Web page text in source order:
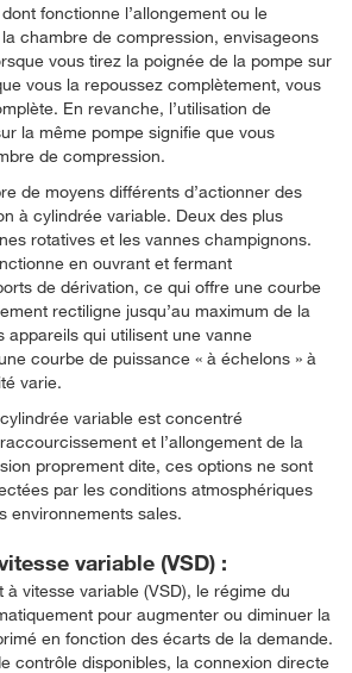
fonctionne l’allongement ou le
chambre de compression, envisageons
vous tirez la poignée de la pompe sur
vous la repoussez complètement, vous
En revanche, l’utilisation de
la même pompe signifie que vous
de compression.
de moyens différents d’actionner des
à cylindrée variable. Deux des plus
rotatives et les vannes champignons.
en ouvrant et fermant
de dérivation, ce qui offre une courbe
rectiligne jusqu’au maximum de la
appareils qui utilisent une vanne
courbe de puissance « à échelons » à
varie.
variable est concentré
et l’allongement de la
proprement dite, ces options ne sont
par les conditions atmosphériques
environnements sales.
variable (VSD) :
vitesse variable (VSD), le régime du
pour augmenter ou diminuer la
en fonction des écarts de la demande.
contrôle disponibles, la connexion directe